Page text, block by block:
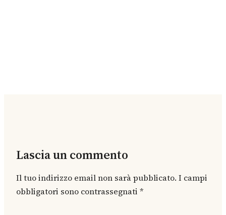
Lascia un commento
Il tuo indirizzo email non sarà pubblicato. I campi
obbligatori sono contrassegnati *